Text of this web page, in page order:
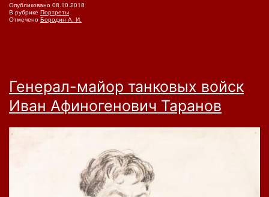
Опубликовано 08.10.2018
В рубрике Портреты
Отмечено Бородин А. И.
Генерал-майор танковых войск
Иван Афиногенович Таранов